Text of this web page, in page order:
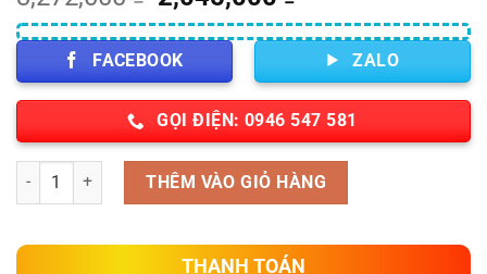
gốc
là:
3,272,000 ₫.
hiện
tại
là:
2,045,000 ₫.
FACEBOOK ZALO
GỌI ĐIỆN: 0946 547 581
Số lượng THÊM VÀO GIỎ HÀNG
THANH TOÁN